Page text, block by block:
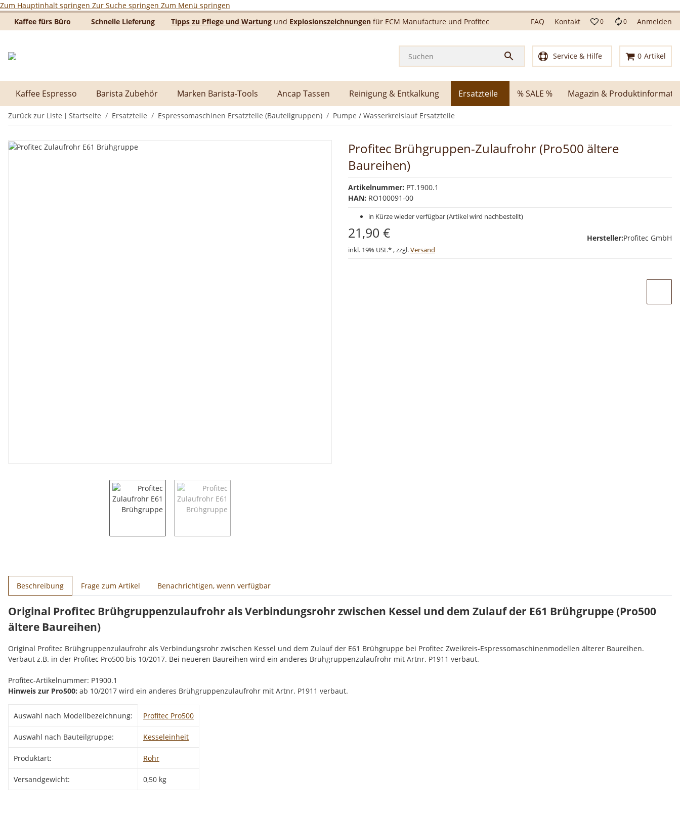
Zum Hauptinhalt springen Zur Suche springen Zum Menü springen
Kaffee fürs Büro
Schnelle Lieferung Tipps zu Pflege und Wartung und Explosionszeichnungen für ECM Manufacture und Profitec FAQ Kontakt 0 0 Anmelden
Service & Hilfe 0 Artikel
Kaffee Espresso Barista Zubehör Marken Barista-Tools Ancap Tassen Reinigung & Entkalkung Ersatzteile % SALE % Magazin &
Zurück zur Liste Startseite Ersatzteile Espressomaschinen Ersatzteile (Bauteilgruppen) Pumpe / Wasserkreislauf Ersatzteile
Profitec Brühgruppen-Zulaufrohr (Pro500 ältere
Baureihen)
Artikelnummer: PT.1900.1
HAN: RO100091-00
in Kürze wieder verfügbar (Artikel wird nachbestellt)
21,90 €
inkl. 19% USt.* , zzgl.Versand
Hersteller:Profitec GmbH
weitere Registerkarten anzeigen
Beschreibung Frage zum Artikel Benachrichtigen, wenn verfügbar
Original Profitec Brühgruppenzulaufrohr als Verbindungsrohr zwischen Kessel und dem Zulauf der E61 Brühgruppe (Pro500
ältere Baureihen)
Original Profitec Brühgruppenzulaufrohr als Verbindungsrohr zwischen Kessel und dem Zulauf der E61 Brühgruppe bei Profitec Zweikreis-Espressomaschinenmodellen älterer Baureihen.
Verbaut z.B. in der Profitec Pro500 bis 10/2017. Bei neueren Baureihen wird ein anderes Brühgruppenzulaufrohr mit Artnr. P1911 verbaut.
Profitec-Artikelnummer: P1900.1
Hinweis zur Pro500: ab 10/2017 wird ein anderes Brühgruppenzulaufrohr mit Artnr. P1911 verbaut.
Auswahl nach Modellbezeichnung: Profitec Pro500
Auswahl nach Bauteilgruppe: Kesseleinheit
Produktart: Rohr
Versandgewicht: 0,50 kg